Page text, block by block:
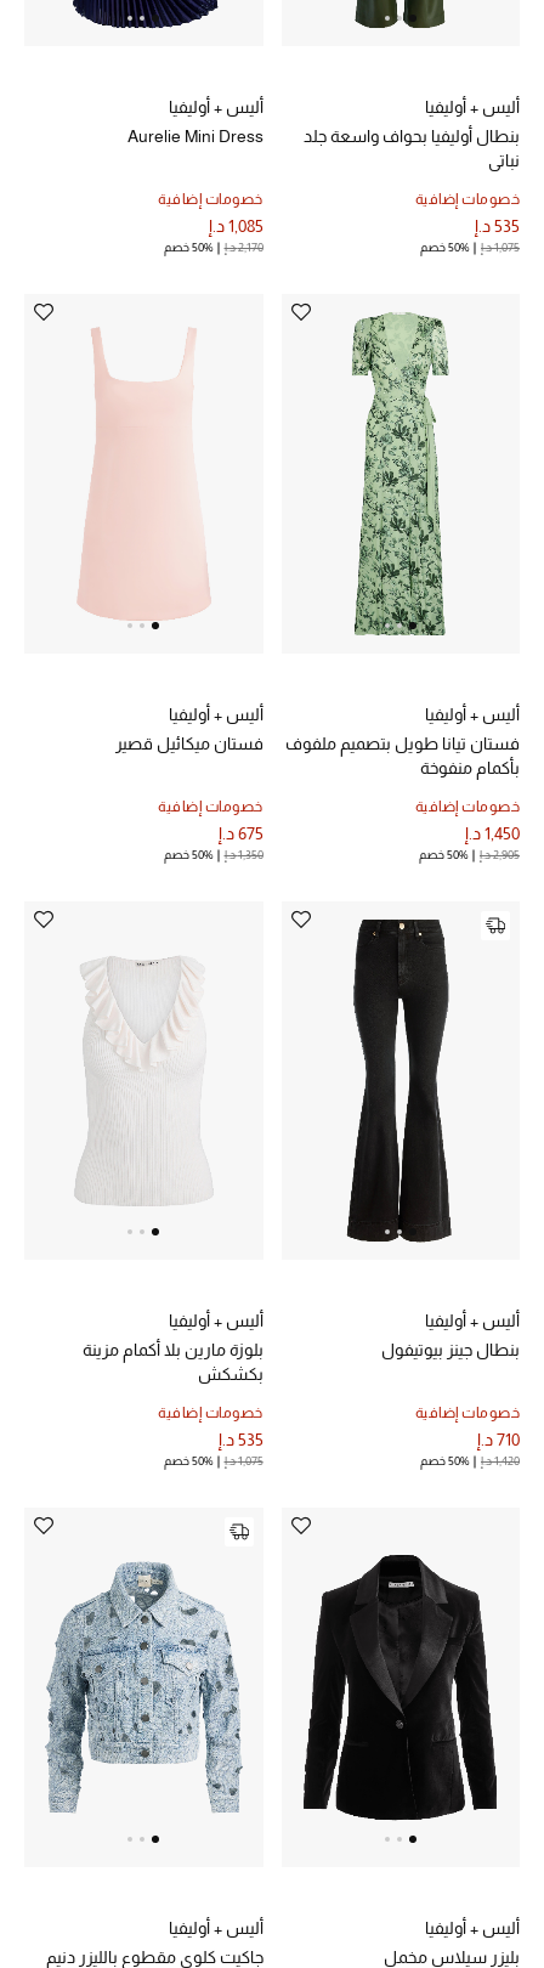
أليس + أوليفيا
بنطال أوليفيا بحواف واسعة جلد
نباتي
خصومات إضافية
535 د.إ
1,075 د.إ 50% خصم
أليس + أوليفيا
Aurelie Mini Dress
خصومات إضافية
1,085 د.إ
2,170 د.إ 50% خصم
أليس + أوليفيا
فستان تيانا طويل بتصميم ملفوف
بأكمام منفوخة
خصومات إضافية
1,450 د.إ
2,905 د.إ 50% خصم
أليس + أوليفيا
فستان ميكائيل قصير
خصومات إضافية
675 د.إ
1,350 د.إ 50% خصم
أليس + أوليفيا
بنطال جينز بيوتيفول
خصومات إضافية
710 د.إ
1,420 د.إ 50% خصم
أليس + أوليفيا
بلوزة مارين بلا أكمام مزينة
بكشكش
خصومات إضافية
535 د.إ
1,075 د.إ 50% خصم
أليس + أوليفيا
بليزر سيلاس مخمل
أليس + أوليفيا
جاكيت كلوي مقطوع بالليزر دنيم